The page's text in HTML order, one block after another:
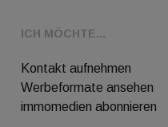
ICH MÖCHTE...
Kontakt aufnehmen
Werbeformate ansehen
immomedien abonnieren